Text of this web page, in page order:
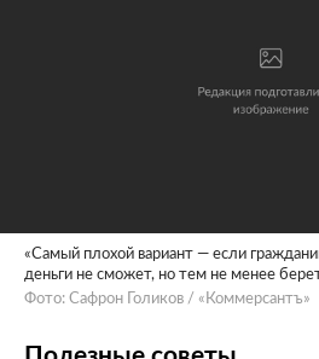
«Самый плохой вариант — если
деньги не сможет, но тем не менее
Фото: Сафрон Голиков / «Коммерсантъ»